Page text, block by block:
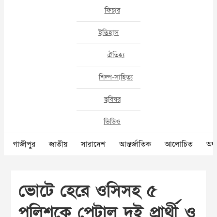
ফিচার
ইতিহাস
ঐতিহ্য
শিল্প-সাহিত্য
ছবিঘর
ভিডিও
গাজীপুর জাতীয় সারাদেশ আন্তর্জাতিক আলোচিত
ভোটে হেরে ওসিসহ ৫